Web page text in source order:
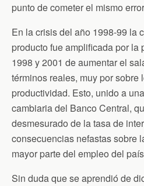
punto de cometer el mismo
En la crisis del año 1998-99 la
producto fue amplificada por la
1998 y 2001 de aumentar el
términos reales, muy por sobre
productividad. Esto, unido a
cambiaria del Banco Central,
desmesurado de la tasa de
consecuencias nefastas sobre
mayor parte del empleo del
Sin duda que se aprendió de